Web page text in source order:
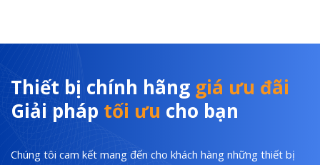
Thiết bị chính hãng giá ưu đãi
Giải pháp tối ưu cho bạn
Chúng tôi cam kết mang đến cho khách hàng những thiết bị